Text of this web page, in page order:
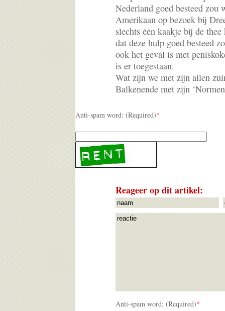
Nederland goed besteed zou
Amerikaan op bezoek bij
slechts één kaakje bij de
dat deze hulp goed besteed
ook het geval is met
is er toegestaan.
Wat zijn we met zijn allen
Balkenende met zijn
Anti-spam word: (Required)*
Reageer op dit artikel:
Anti-spam word: (Required)*